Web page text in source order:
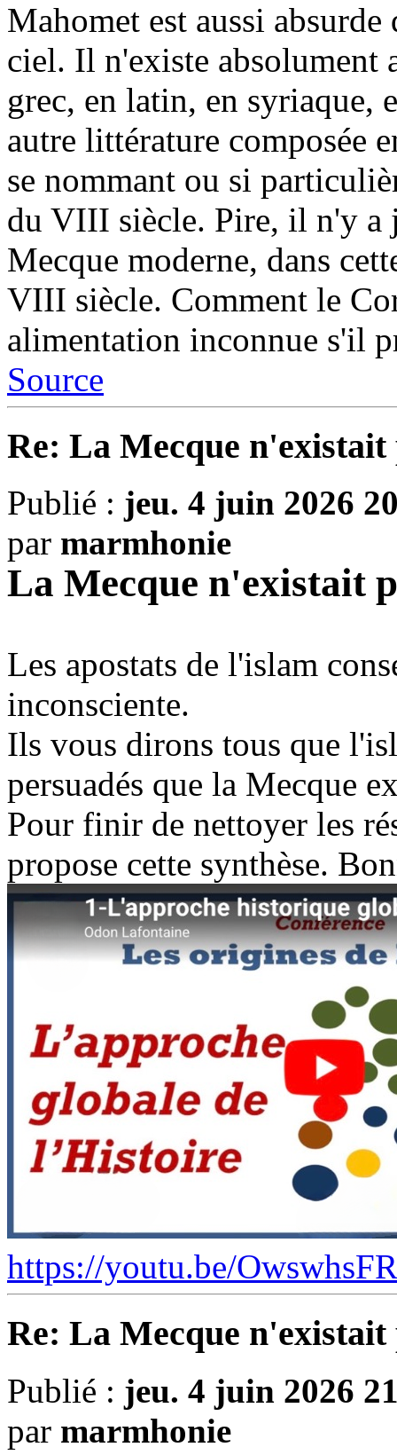
Mahomet est aussi
ciel. Il n'existe absolument
grec, en latin, en syriaque,
autre littérature composée
se nommant ou si
du VIII siècle. Pire, il n'y a
Mecque moderne, dans
VIII siècle. Comment le
alimentation inconnue s'il
Source
Re: La Mecque n'existait
Publié : jeu. 4 juin 2026
par marmhonie
La Mecque n'existait
Les apostats de l'islam
inconsciente.
Ils vous dirons tous que
persuadés que la Mecque
Pour finir de nettoyer les
propose cette synthèse.
https://youtu.be/
Re: La Mecque n'existait
Publié : jeu. 4 juin 2026
par marmhonie